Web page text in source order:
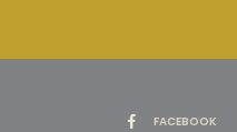
FACEBOOK